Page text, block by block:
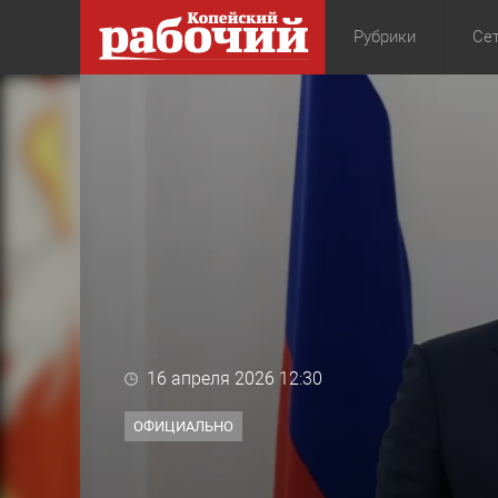
Рубрики
Общество
16 апреля 2026 12:30
ОФИЦИАЛЬНО